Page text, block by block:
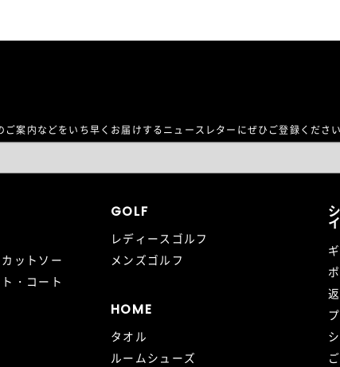
案内などをいち早くお届けするニュースレターにぜひご登録ください
ットソー
・コート
GOLF
レディースゴルフ
メンズゴルフ
HOME
タオル
ルームシューズ